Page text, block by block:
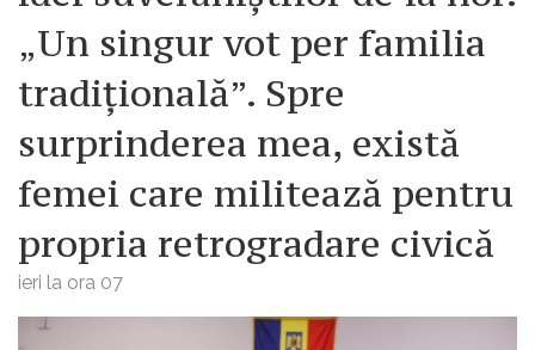
„Un singur vot per familia
tradițională”. Spre
surprinderea mea, există
femei care militează pentru
propria retrogradare civică
ieri la ora 07